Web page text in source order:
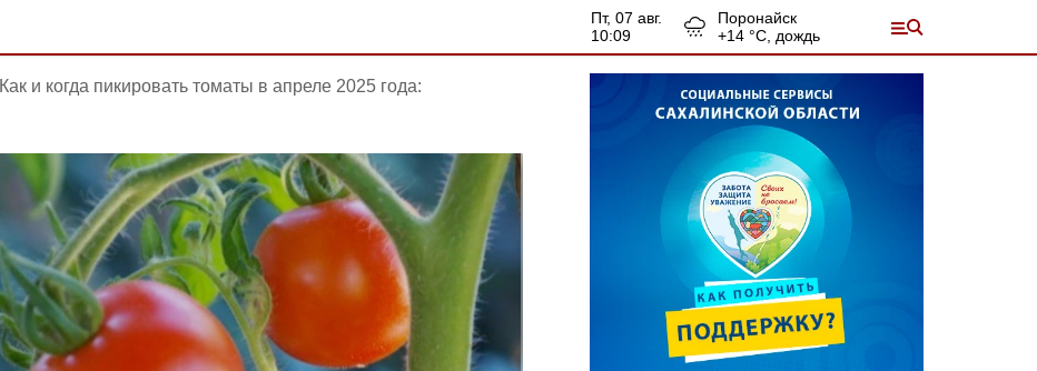
пт, 07 авг.
10:09
Поронайск
+14 °С, дождь
Как и когда пикировать томаты в апреле 2025 года: